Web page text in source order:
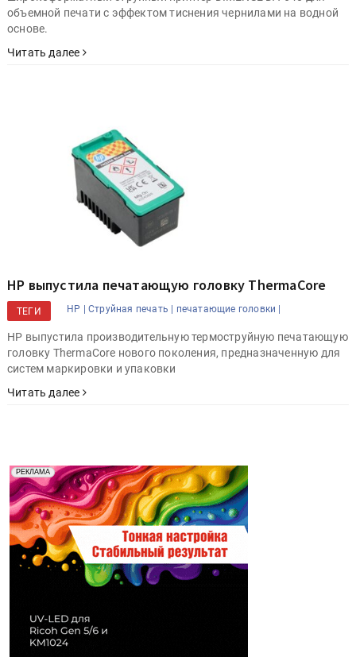
объемной печати с эффектом тиснения чернилами на водной
основе.
Читать далее
HP выпустила печатающую головку ThermaCore
ТЕГИ HP | Струйная печать | печатающие головки |
HP выпустила производительную термоструйную печатающую
головку ThermaCore нового поколения, предназначенную для
систем маркировки и упаковки
Читать далее
РЕКЛАМА
Реклама. Рекламодатель ООО "Передовые Системы
Печати" erid: 2SDnjd2d4Qz